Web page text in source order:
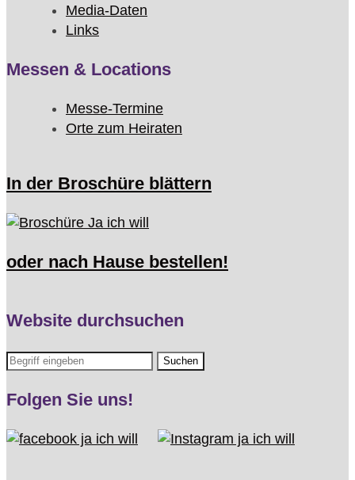
Media-Daten
Links
Messen & Locations
Messe-Termine
Orte zum Heiraten
In der Broschüre blättern
oder nach Hause bestellen!
Website durchsuchen
Folgen Sie uns!